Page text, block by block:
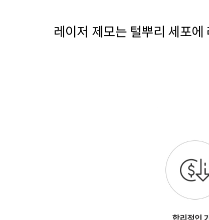
레이저 제모는 털뿌리 세포